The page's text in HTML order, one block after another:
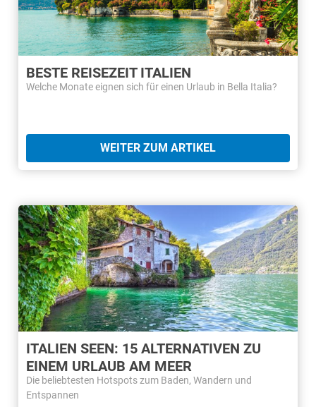
BESTE REISEZEIT ITALIEN
Welche Monate eignen sich für einen Urlaub in Bella Italia?
WEITER ZUM ARTIKEL
ITALIEN SEEN: 15 ALTERNATIVEN ZU
EINEM URLAUB AM MEER
Die beliebtesten Hotspots zum Baden, Wandern und
Entspannen